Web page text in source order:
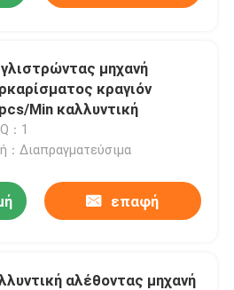
μηχανή
κραγιόν
Min καλλυντική
：1
：Διαπραγματεύσιμα
επαφή
αλέθοντας μηχανή